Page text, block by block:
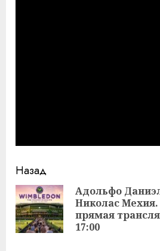
Продолжить
чтение
Назад
Адольфо
Николас
прямая
17:00